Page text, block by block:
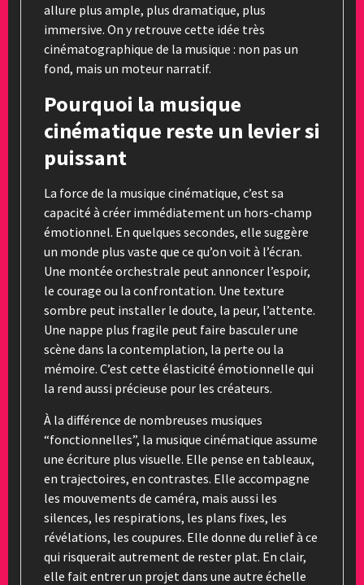
allure plus ample, plus dramatique, plus
immersive. On y retrouve cette idée très
cinématographique de la musique : non pas un
fond, mais un moteur narratif.
Pourquoi la musique
cinématique reste un levier si
puissant
La force de la musique cinématique, c’est sa
capacité à créer immédiatement un hors-champ
émotionnel. En quelques secondes, elle suggère
un monde plus vaste que ce qu’on voit à l’écran.
Une montée orchestrale peut annoncer l’espoir,
le courage ou la confrontation. Une texture
sombre peut installer le doute, la peur, l’attente.
Une nappe plus fragile peut faire basculer une
scène dans la contemplation, la perte ou la
mémoire. C’est cette élasticité émotionnelle qui
la rend aussi précieuse pour les créateurs.
À la différence de nombreuses musiques
“fonctionnelles”, la musique cinématique assume
une écriture plus visuelle. Elle pense en tableaux,
en trajectoires, en contrastes. Elle accompagne
les mouvements de caméra, mais aussi les
silences, les respirations, les plans fixes, les
révélations, les coupures. Elle donne du relief à ce
qui risquerait autrement de rester plat. En clair,
elle fait entrer un projet dans une autre échelle